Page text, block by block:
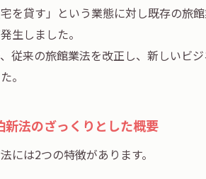
宅を貸す」という業態に対し既存の
生しました。
従来の旅館業法を改正し、新しいビ
。
新法のざっくりとした概要
には2つの特徴があります。